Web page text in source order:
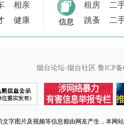
相亲
健康 信息
租房
二
跳蚤
二
烟台论坛-烟台社区 鲁ICP备
字图片及视频等信息都由网友产生，本网